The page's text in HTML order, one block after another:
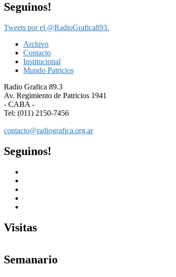
Seguinos!
Tweets por el @RadioGrafica893.
Archivo
Contacto
Institucional
Mundo Patricios
Radio Grafica 89.3
Av. Regimiento de Patricios 1941
- CABA -
Tel: (011) 2150-7456
contacto@radiografica.org.ar
Seguinos!
Visitas
Semanario